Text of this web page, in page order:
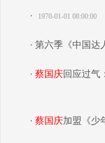
· 1970-01-01 08:00:00
· 第六季《中国
· 蔡国庆回应过气
· 蔡国庆加盟《少